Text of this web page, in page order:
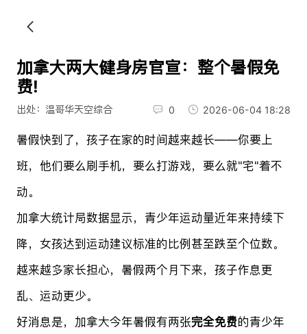
加拿大两大健身房官宣：整个暑假免
费!
出处：温哥华天空综合 0 2026-06-04 18:28
暑假快到了，孩子在家的时间越来越长——你要上
班，他们要么刷手机，要么打游戏，要么就"宅"着不
动。
加拿大统计局数据显示，青少年运动量近年来持续下
降，女孩达到运动建议标准的比例甚至跌至个位数。
越来越多家长担心，暑假两个月下来，孩子作息更
乱、运动更少。
好消息是，加拿大今年暑假有两张完全免费的青少年